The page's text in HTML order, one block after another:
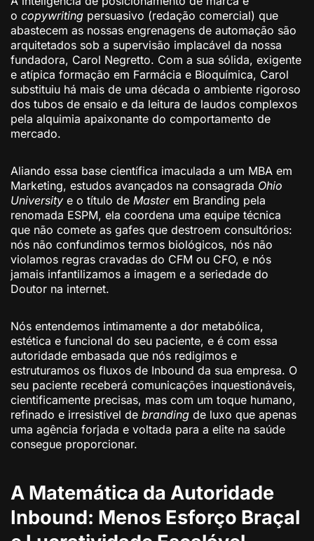
o copywriting persuasivo (redação comercial) que
abastecem as nossas engrenagens de automação são
arquitetados sob a supervisão implacável da nossa
fundadora, Carol Negretto. Com a sua sólida, exigente
e atípica formação em Farmácia e Bioquímica, Carol
substituiu há mais de uma década o ambiente rigoroso
dos tubos de ensaio e da leitura de laudos complexos
pela alquimia apaixonante do comportamento de
mercado.
Aliando essa base científica imaculada a um MBA em
Marketing, estudos avançados na consagrada Ohio
University e o título de Masterem Branding pela
renomada ESPM, ela coordena uma equipe técnica
que não comete as gafes que destroem consultórios:
nós não confundimos termos biológicos, nós não
violamos regras cravadas do CFM ou CFO, e nós
jamais infantilizamos a imagem e a seriedade do
Doutor na internet.
Nós entendemos intimamente a dor metabólica,
estética e funcional do seu paciente, e é com essa
autoridade embasada que nós redigimos e
estruturamos os fluxos de Inbound da sua empresa. O
seu paciente receberá comunicações inquestionáveis,
cientificamente precisas, mas com um toque humano,
refinado e irresistível de branding de luxo que apenas
uma agência forjada e voltada para a elite na saúde
consegue proporcionar.
A Matemática da Autoridade
Inbound: Menos Esforço Braçal